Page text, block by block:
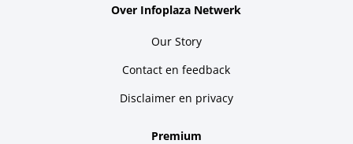
Over Infoplaza Netwerk
Our Story
Contact en feedback
Disclaimer en privacy
Premium